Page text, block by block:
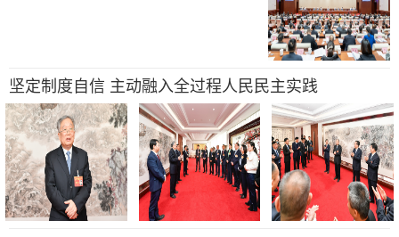
坚定制度自信 主动融入全过程人民民主实践